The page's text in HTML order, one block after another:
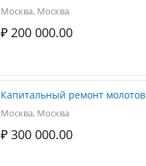
Москва, Москва
₽ 200 000.00
Капитальный ремонт молотов
Москва, Москва
₽ 300 000.00